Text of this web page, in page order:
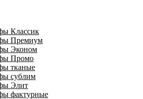
Классик
Премиум
Эконом
Промо
тканые
сублим
Элит
фактурные